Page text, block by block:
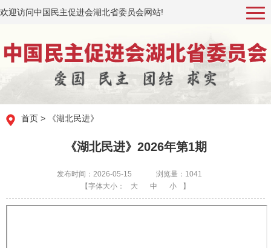
欢迎访问中国民主促进会湖北省委员会网站!
首页 > 《湖北民进》
《湖北民进》2026年第1期
发布时间：2026-05-15
浏览量：1041
【字体大小：
大 中 小 】